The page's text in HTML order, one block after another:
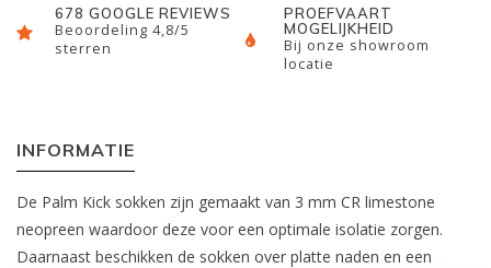
678 GOOGLE REVIEWS
Beoordeling 4,8/5
sterren
PROEFVAART
MOGELIJKHEID
Bij onze showroom
locatie
INFORMATIE
De Palm Kick sokken zijn gemaakt van 3 mm CR limestone
neopreen waardoor deze voor een optimale isolatie zorgen.
Daarnaast beschikken de sokken over platte naden en een